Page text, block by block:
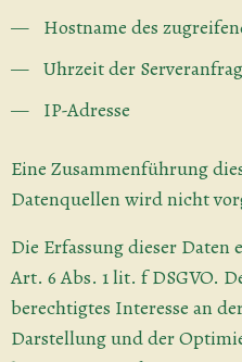
Hostname des
Uhrzeit der
IP-Adresse
Eine Zusammenführung
Datenquellen wird nicht
Die Erfassung dieser
Art. 6 Abs. 1 lit. f DSGVO.
berechtigtes Interesse an
Darstellung und der